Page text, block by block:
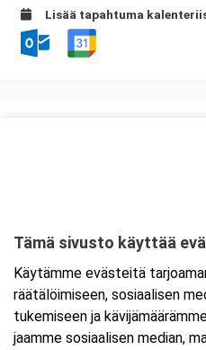
Lisää tapahtuma
Tarkempi kartta ja ajo-ohjeet
Tämä sivusto käyttää
Käytämme evästeitä
räätälöimiseen, sosiaalisen
tukemiseen ja
jaamme sosiaalisen median,